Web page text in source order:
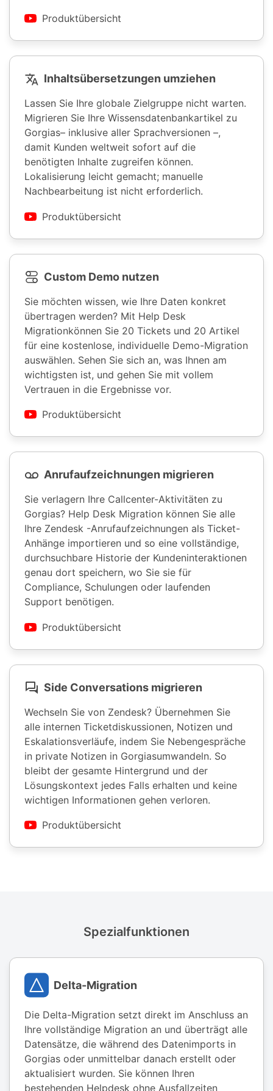
Produktübersicht
Inhaltsübersetzungen umziehen
Lassen Sie Ihre globale Zielgruppe nicht warten.
Migrieren Sie Ihre Wissensdatenbankartikel zu
Gorgias– inklusive aller Sprachversionen –,
damit Kunden weltweit sofort auf die
benötigten Inhalte zugreifen können.
Lokalisierung leicht gemacht; manuelle
Nachbearbeitung ist nicht erforderlich.
Produktübersicht
Custom Demo nutzen
Sie möchten wissen, wie Ihre Daten konkret
übertragen werden? Mit Help Desk
Migrationkönnen Sie 20 Tickets und 20 Artikel
für eine kostenlose, individuelle Demo-Migration
auswählen. Sehen Sie sich an, was Ihnen am
wichtigsten ist, und gehen Sie mit vollem
Vertrauen in die Ergebnisse vor.
Produktübersicht
Anrufaufzeichnungen migrieren
Sie verlagern Ihre Callcenter-Aktivitäten zu
Gorgias? Help Desk Migration können Sie alle
Ihre Zendesk -Anrufaufzeichnungen als Ticket-
Anhänge importieren und so eine vollständige,
durchsuchbare Historie der Kundeninteraktionen
genau dort speichern, wo Sie sie für
Compliance, Schulungen oder laufenden
Support benötigen.
Produktübersicht
Side Conversations migrieren
Wechseln Sie von Zendesk? Übernehmen Sie
alle internen Ticketdiskussionen, Notizen und
Eskalationsverläufe, indem Sie Nebengespräche
in private Notizen in Gorgiasumwandeln. So
bleibt der gesamte Hintergrund und der
Lösungskontext jedes Falls erhalten und keine
wichtigen Informationen gehen verloren.
Produktübersicht
Spezialfunktionen
Delta-Migration
Die Delta-Migration setzt direkt im Anschluss an
Ihre vollständige Migration an und überträgt alle
Datensätze, die während des Datenimports in
Gorgias oder unmittelbar danach erstellt oder
aktualisiert wurden. Sie können Ihren
bestehenden Helpdesk ohne Ausfallzeiten